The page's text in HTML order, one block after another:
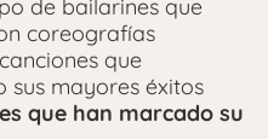
de bailarines que
coreografías
que
mayores éxitos
que han marcado su